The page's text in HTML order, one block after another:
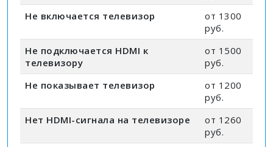
Не включается телевизор
от 1300
руб.
Не подключается HDMI к
телевизору
от 1500
руб.
Не показывает телевизор
от 1200
руб.
Нет HDMI-сигнала на телевизоре
от 1260
руб.